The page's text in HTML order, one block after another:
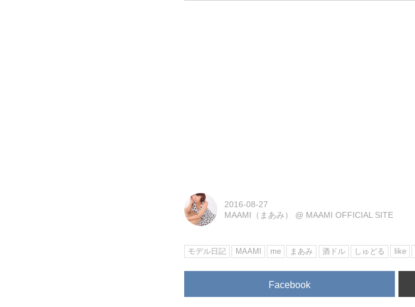
2016-08-27
MAAMI（まあみ）
@ MAAMI OFFICIAL SITE
モデル日記 MAAMI me まあみ 酒ドル しゅどる like
Facebook